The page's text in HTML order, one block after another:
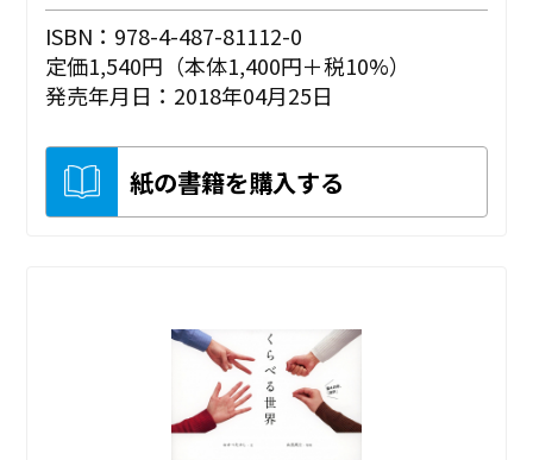
ISBN：978-4-487-81112-0
定価1,540円（本体1,400円＋税10%）
発売年月日：2018年04月25日
紙の書籍を購入する